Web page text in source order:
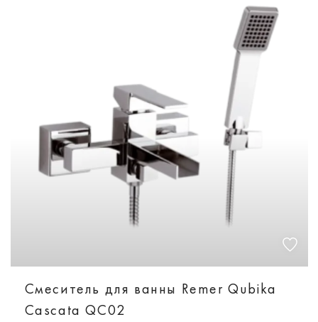
Смеситель для ванны Remer Qubika
Cascata QC02